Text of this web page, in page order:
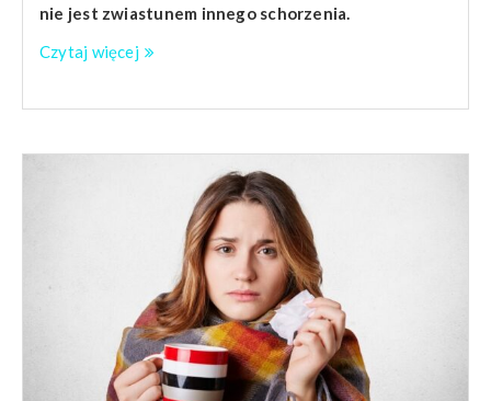
nie jest zwiastunem innego schorzenia.
Czytaj więcej